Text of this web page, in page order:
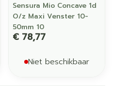
Sensura Mio Concave 1d
O/z Maxi Venster 10-
50mm 10
€ 78,77
Niet beschikbaar